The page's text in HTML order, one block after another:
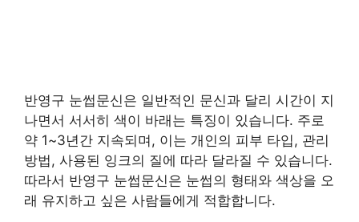
반영구 눈썹문신은 일반적인 문신과 달리 시간이 지
나면서 서서히 색이 바래는 특징이 있습니다. 주로
약 1~3년간 지속되며, 이는 개인의 피부 타입, 관리
방법, 사용된 잉크의 질에 따라 달라질 수 있습니다.
따라서 반영구 눈썹문신은 눈썹의 형태와 색상을 오
래 유지하고 싶은 사람들에게 적합합니다.